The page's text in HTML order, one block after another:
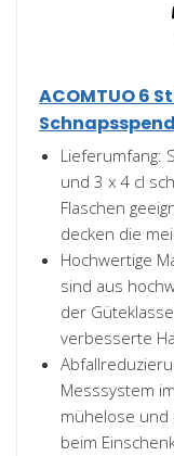
ACOMTUO 6
Lieferumfang:
und 3 x 4 cl
Flaschen
decken die
Hochwertige
sind aus
der
verbesserte
Messsystem
mühelose und
beim